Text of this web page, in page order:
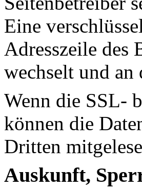
Eine
Adresszeile des
wechselt und
Wenn die SSL-
können die
Dritten
Auskunft,